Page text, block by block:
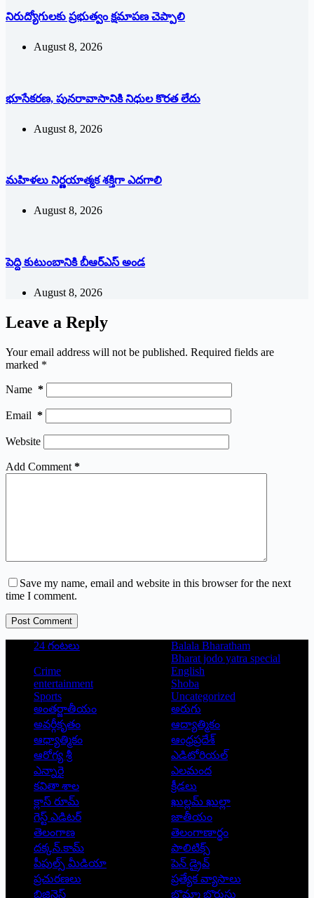
నిరుద్యోగులకు ప్రభుత్వం క్షమాపణ చెప్పాలి
August 8, 2026
భూసేకరణ, పునరావాసానికి నిధుల కొరత లేదు
August 8, 2026
మహిళలు నిర్ణయాత్మక శక్తిగా ఎదగాలి
August 8, 2026
పెద్ది కుటుంబానికి బీఆర్ఎస్ అండ
August 8, 2026
Leave a Reply
Your email address will not be published. Required fields are
marked *
Name *
Email *
Website
Add Comment *
Save my name, email and website in this browser for the next
time I comment.
Post Comment
24 గంటలు
Balala Bharatham
Bharat jodo yatra special
Crime
English
entertainment
Shoba
Sports
Uncategorized
అంతర్జాతీయం
అరుగు
అవర్గీకృతం
ఆద్యాత్మికం
ఆధ్యాత్మికం
ఆంధ్రప్రదేశ్
ఆరోగ్య శ్రీ
ఎడిటోరియల్
ఎన్నారై
ఎలమంద
కవితా శాల
క్రీడలు
క్లాస్ రూమ్
ఖుల్లమ్ ఖుల్లా
గెస్ట్ ఎడిటర్
జాతీయం
తెలంగాణ
తెలంగాణార్థం
దక్కన్.కామ్
పాలిటిక్స్
పీపుల్స్ ‌మీడియా
పెన్ డ్రైవ్
ప్రచురణలు
ప్రత్యేక వ్యాసాలు
బిజినెస్
బొమ్మా బొరుసు